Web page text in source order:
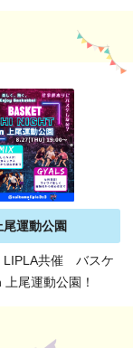
尾運動公園
共催 バスケ
上尾運動公園！